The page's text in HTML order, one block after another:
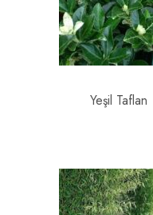
Yeşil Taflan